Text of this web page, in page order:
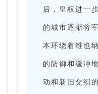
后，皇权进一
的城市逐渐将
本环绕着维也
的防御和缓冲
动和新旧交织